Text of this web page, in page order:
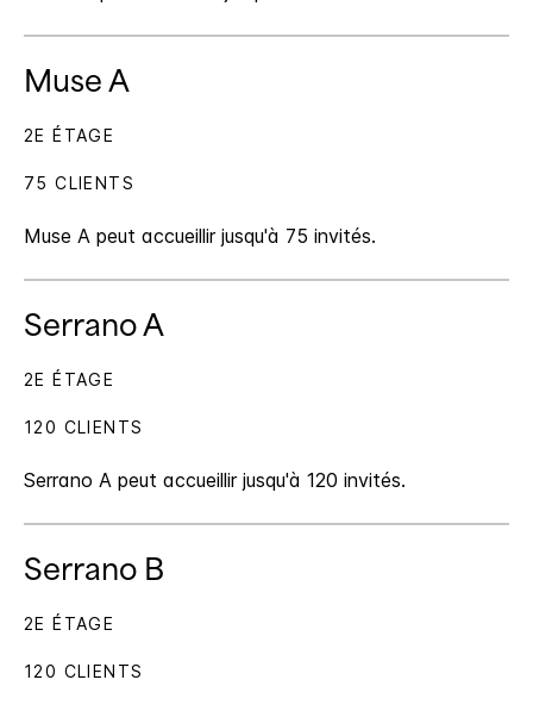
Muse A
Muse A peut accueillir jusqu'à 75 invités.
2E ÉTAGE
75 CLIENTS
Serrano A
Serrano A peut accueillir jusqu'à 120 invités.
2E ÉTAGE
120 CLIENTS
Serrano B
2E ÉTAGE
120 CLIENTS